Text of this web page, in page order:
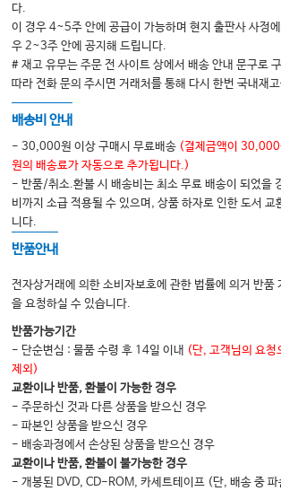
다.
이 경우 4~5주 안에 공급이 가능하며 현지 출판사 사정
우 2~3주 안에 공지해 드립니다.
# 재고 유무는 주문 전 사이트 상에서 배송 안내 문구로
따라 전화 문의 주시면 거래처를 통해 다시 한번 국내재
배송비 안내
- 30,000원 이상 구매시 무료배송 (결제금액이
원의 배송료가 자동으로 추가됩니다.)
- 반품/취소.환불 시 배송비는 최소 무료 배송이 되었을
비까지 소급 적용될 수 있으며, 상품 하자로 인한 도서 교
니다.
반품안내
전자상거래에 의한 소비자보호에 관한 법률에 의거 반품
을 요청하실 수 있습니다.
반품가능기간
- 단순변심 : 물품 수령 후 14일 이내 (단, 고객님의 요청
제외)
교환이나 반품, 환불이 가능한 경우
- 주문하신 것과 다른 상품을 받으신 경우
- 파본인 상품을 받으신 경우
- 배송과정에서 손상된 상품을 받으신 경우
교환이나 반품, 환불이 불가능한 경우
- 개봉된 DVD, CD-ROM, 카세트테이프 (단, 배송 중 파